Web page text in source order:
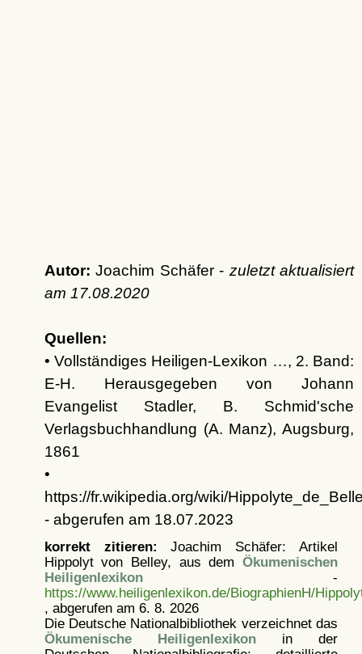
Autor: Joachim Schäfer - zuletzt aktualisiert
am 17.08.2020
Quellen:
• Vollständiges Heiligen-Lexikon …, 2. Band:
E-H. Herausgegeben von Johann
Evangelist Stadler, B. Schmid'sche
Verlagsbuchhandlung (A. Manz), Augsburg,
1861
•
https://fr.wikipedia.org/wiki/
- abgerufen am 18.07.2023
korrekt zitieren: Joachim Schäfer: Artikel
Hippolyt von Belley, aus dem Ökumenischen
Heiligenlexikon-
https://www.heiligenlexikon.de/BiographienH/
, abgerufen am 6. 8. 2026
Die Deutsche Nationalbibliothek verzeichnet das
Ökumenische Heiligenlexikonin der